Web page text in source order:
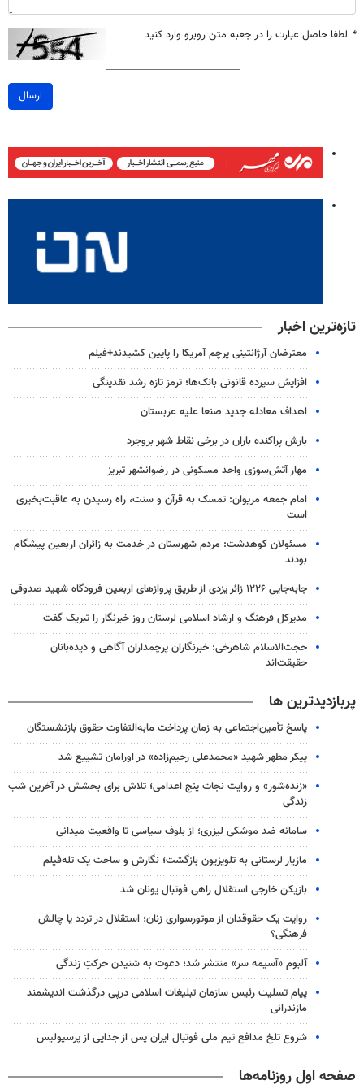
* لطفا حاصل عبارت را در جعبه متن روبرو وارد کنید
ارسال
تازه‌ترین اخبار
معترضان آرژانتینی پرچم آمریکا را پایین کشیدند+فیلم
افزایش سپرده قانونی بانک‌ها؛ ترمز تازه رشد نقدینگی
اهداف معادله جدید صنعا علیه عربستان
بارش پراکنده باران در برخی نقاط شهر بروجرد
مهار آتش‌سوزی واحد مسکونی در رضوانشهر تبریز
امام جمعه مریوان: تمسک به قرآن و سنت، راه رسیدن به عاقبت‌بخیری
است
مسئولان کوهدشت: مردم شهرستان در خدمت به زائران اربعین پیشگام
بودند
جابه‌جایی ۱۲۲۶ زائر یزدی از طریق پروازهای اربعین فرودگاه شهید صدوقی
مدیرکل فرهنگ و ارشاد اسلامی لرستان روز خبرنگار را تبریک گفت
حجت‌الاسلام شاهرخی: خبرنگاران پرچمداران آگاهی و دیده‌بانان
حقیقت‌اند
پربازدیدترین ها
پاسخ تأمین‌اجتماعی به زمان پرداخت مابه‌التفاوت حقوق بازنشستگان
پیکر مطهر شهید «محمدعلی رحیم‌زاده» در اورامان تشییع شد
«زنده‌شور» و روایت نجات پنج اعدامی؛ تلاش برای بخشش در آخرین شب
زندگی
سامانه ضد موشکی لیزری؛ از بلوف سیاسی تا واقعیت میدانی
مازیار لرستانی به تلویزیون بازگشت؛ نگارش و ساخت یک تله‌فیلم
بازیکن خارجی استقلال راهی فوتبال یونان شد
روایت یک حقوقدان از موتورسواری زنان؛ استقلال در تردد یا چالش
فرهنگی؟
آلبوم «آسیمه سر» منتشر شد؛ دعوت به شنیدن حرکتِ زندگی
پیام تسلیت رئیس سازمان تبلیغات اسلامی درپی درگذشت اندیشمند
مازندرانی
شروع تلخ مدافع تیم ملی فوتبال ایران پس از جدایی از پرسپولیس
صفحه اول روزنامه‌ها